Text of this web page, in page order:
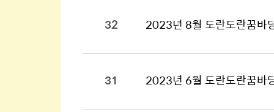
32 2023년 8월 도란도란꿈바
31 2023년 6월 도란도란꿈바